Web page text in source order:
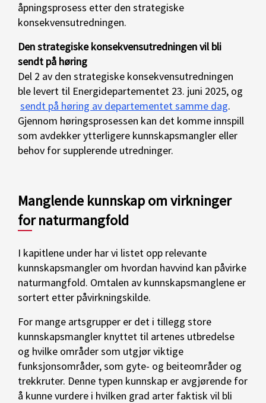
åpningsprosess etter den strategiske
konsekvensutredningen.
Den strategiske konsekvensutredningen vil bli
sendt på høring
Del 2 av den strategiske konsekvensutredningen
ble levert til Energidepartementet 23. juni 2025, og
sendt på høring av departementet samme dag.
Gjennom høringsprosessen kan det komme innspill
som avdekker ytterligere kunnskapsmangler eller
behov for supplerende utredninger.
Manglende kunnskap om virkninger
for naturmangfold
I kapitlene under har vi listet opp relevante
kunnskapsmangler om hvordan havvind kan påvirke
naturmangfold. Omtalen av kunnskapsmanglene er
sortert etter påvirkningskilde.
For mange artsgrupper er det i tillegg store
kunnskapsmangler knyttet til artenes utbredelse
og hvilke områder som utgjør viktige
funksjonsområder, som gyte- og beiteområder og
trekkruter. Denne typen kunnskap er avgjørende for
å kunne vurdere i hvilken grad arter faktisk vil bli